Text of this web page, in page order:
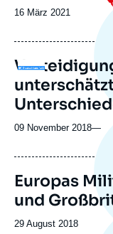
Date
publication
16 März 2021
Logo
09 November 2018—
Europas
und
Date
29 August 2018